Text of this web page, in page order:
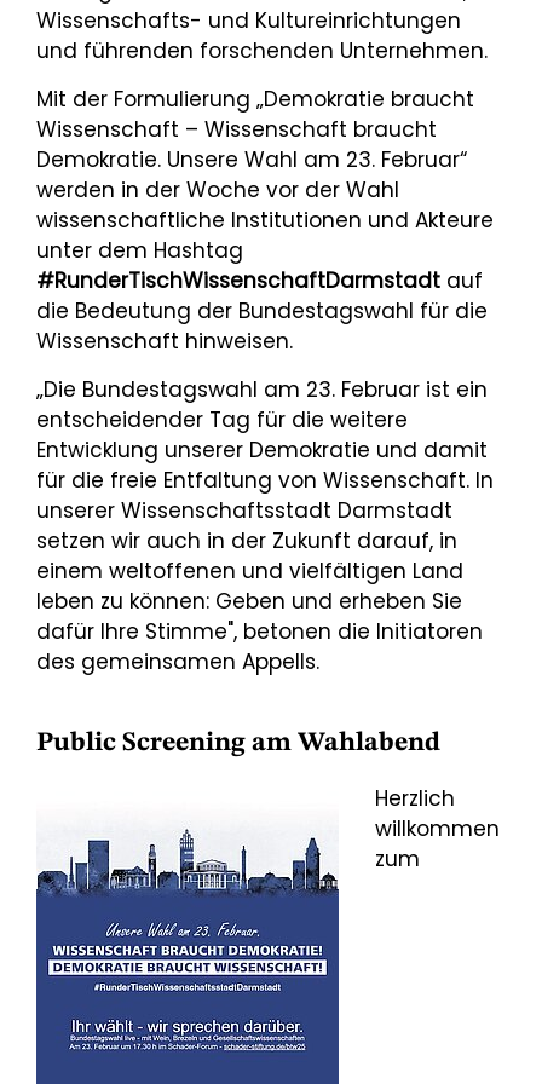
Wissenschafts- und Kultureinrichtungen
und führenden forschenden Unternehmen.
Mit der Formulierung „Demokratie braucht
Wissenschaft – Wissenschaft braucht
Demokratie. Unsere Wahl am 23. Februar“
werden in der Woche vor der Wahl
wissenschaftliche Institutionen und Akteure
unter dem Hashtag
#RunderTischWissenschaftDarmstadt auf
die Bedeutung der Bundestagswahl für die
Wissenschaft hinweisen.
„Die Bundestagswahl am 23. Februar ist ein
entscheidender Tag für die weitere
Entwicklung unserer Demokratie und damit
für die freie Entfaltung von Wissenschaft. In
unserer Wissenschaftsstadt Darmstadt
setzen wir auch in der Zukunft darauf, in
einem weltoffenen und vielfältigen Land
leben zu können: Geben und erheben Sie
dafür Ihre Stimme", betonen die Initiatoren
des gemeinsamen Appells.
Public Screening am Wahlabend
Herzlich
willkommen
zum